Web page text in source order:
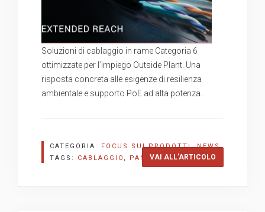
Soluzioni di cablaggio in rame Categoria 6
ottimizzate per l’impiego Outside Plant. Una
risposta concreta alle esigenze di resilienza
ambientale e supporto PoE ad alta potenza.
VAI ALL’ARTICOLO
CATEGORIA: FOCUS SUI PRODOTTI,NEWS
TAGS: CABLAGGIO PANDUIT